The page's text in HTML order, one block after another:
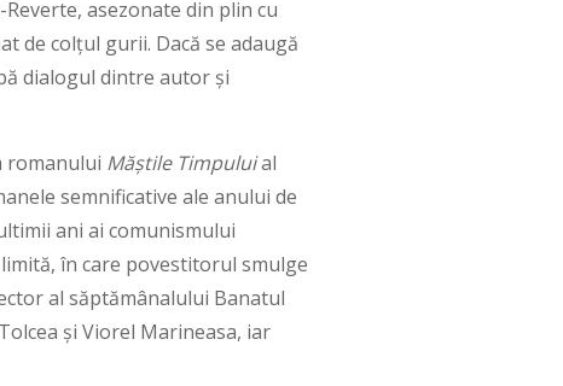
asezonate din plin cu
de colțul gurii. Dacă se adaugă
dialogul dintre autor și
romanului Măștile Timpuluial
semnificative ale anului de
ani ai comunismului
în care povestitorul smulge
al săptămânalului Banatul
și Viorel Marineasa, iar